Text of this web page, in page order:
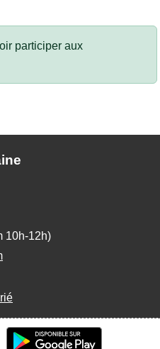
participer aux
10h-12h)